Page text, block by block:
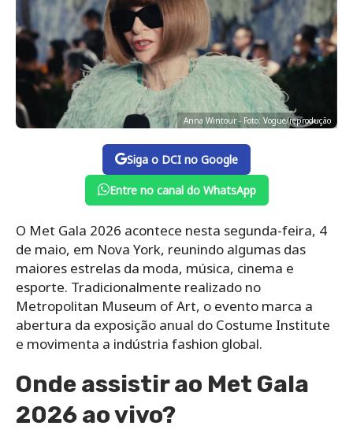
Anna Wintour - Foto: Vogue/reprodução
Siga o DCI no Google
Entre no canal do WhatsApp
O Met Gala 2026 acontece nesta segunda-feira, 4
de maio, em Nova York, reunindo algumas das
maiores estrelas da moda, música, cinema e
esporte. Tradicionalmente realizado no
Metropolitan Museum of Art, o evento marca a
abertura da exposição anual do Costume Institute
e movimenta a indústria fashion global.
Onde assistir ao Met Gala
2026 ao vivo?